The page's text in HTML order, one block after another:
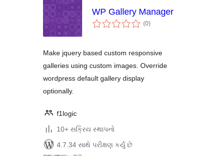
WP Gallery Manager
(0કુલ
રેટિંગ્સ
)
Make jquery based custom responsive
galleries using custom images. Override
wordpress default gallery display
optionally.
f1logic
10+ સક્રિય સ્થાપનો
4.7.34 સાથે પરીક્ષણ કર્યું છે